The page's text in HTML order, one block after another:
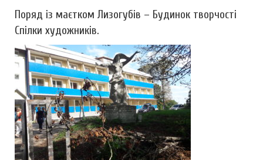
Поряд із маєтком Лизогубів – Будинок творчості
Спілки художників.